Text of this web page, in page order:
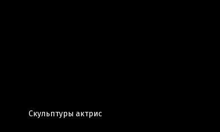
Скульптуры актрис